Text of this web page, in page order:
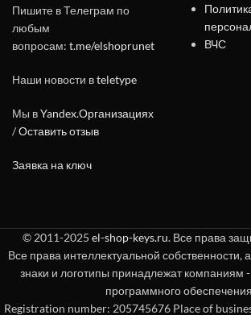
Пишите в Телеграм по
любым
вопросам: t.me/elshoprunet
Наши новости вteletype
Мы вYandex.Организациях
/Оставить отзыв
Заявка на ключ
ВЧС
© 2011-2025 el-shop-keys.ru. Все права
Все права интеллектуальной собственности,
знаки и логотипы принадлежат компаниям
программного
Registration number: 205745676 Place of